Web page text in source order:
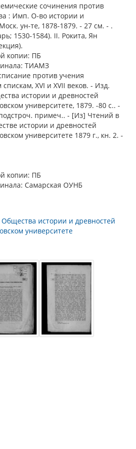
сочинения против
: Имп. О-во истории и
ун-те, 1878-1879. - 27 см. - .
1530-1584). II. Рокита, Ян
копии: ПБ
ТИАМЗ
против учения
XVI и XVII веков. - Изд.
истории и древностей
университете, 1879. -80 с.. -
примеч.. - [Из] Чтений в
истории и древностей
университете 1879 г., кн. 2. -
копии: ПБ
Самарская ОУНБ
истории и древностей
университете